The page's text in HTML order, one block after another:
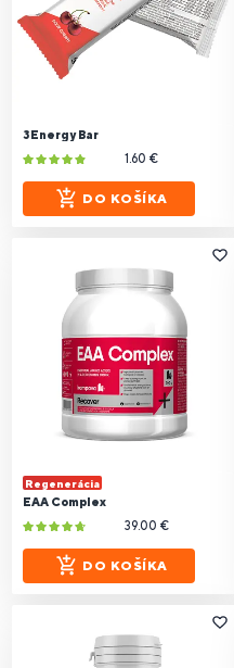
3Energy Bar
1.60 €
DO KOŠÍKA
Regenerácia
EAA Complex
39.00 €
DO KOŠÍKA